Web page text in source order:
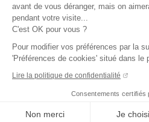
avant de vous déranger, mais on
pendant votre visite...
C'est OK pour vous ?
Pour modifier vos préférences par la
'Préférences de cookies' situé dans le
Lire la politique de confidentialité
Consentements certifiés
Non merci Je